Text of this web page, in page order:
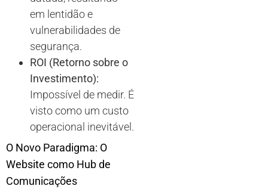
em lentidão e
vulnerabilidades de
segurança.
ROI (Retorno sobre o
Investimento):
Impossível de medir. É
visto como um custo
operacional inevitável.
O Novo Paradigma: O
Website como Hub de
Comunicações